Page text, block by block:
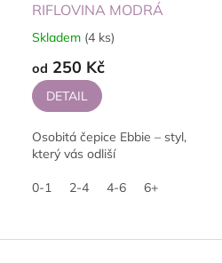
RIFLOVINA MODRÁ
Průměrné
produktu
je
5,0
5
hvězdiček.
Skladem (4 ks)
od 250 Kč
DETAIL
Osobitá čepice Ebbie – styl,
který vás odliší
0-1 2-4 4-6 6+